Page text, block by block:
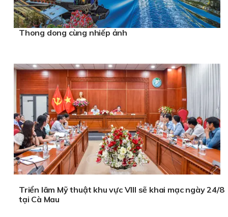
Thong dong cùng nhiếp ảnh
Triển lãm Mỹ thuật khu vực VIII sẽ khai mạc ngày 24/8
tại Cà Mau